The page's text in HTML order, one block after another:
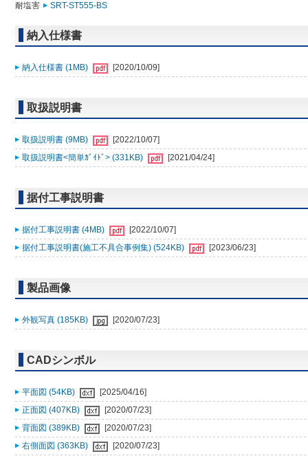
耐塩害 SRT-ST555-BS
納入仕様書
納入仕様書 (1MB) [2020/10/09]
取扱説明書
取扱説明書 (9MB)
[2022/10/07]
取扱説明書<簡単ｶﾞｲﾄﾞ> (331KB)
[2021/04/24]
据付工事説明書
据付工事説明書 (4MB)
[2022/10/07]
据付工事説明書(施工不具合事例集) (524KB)
[2023/06/23]
製品画像
外観写真 (185KB) [2020/07/23]
CADシンボル
平面図 (54KB)
[2025/04/16]
正面図 (407KB)
[2020/07/23]
背面図 (389KB)
[2020/07/23]
右側面図 (363KB)
[2020/07/23]